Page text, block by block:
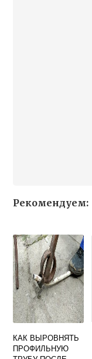
Рекомендуем:
КАК ВЫРОВНЯТЬ
ПРОФИЛЬНУЮ